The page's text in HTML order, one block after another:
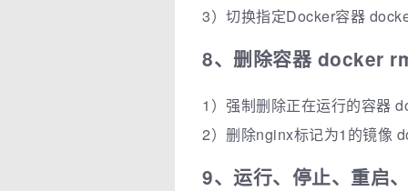
3）切换指定Docker容器
8、删除容器 docker
1）强制删除正在运行的容器
2）删除nginx标记为1的镜像
9、运行、停止、重启